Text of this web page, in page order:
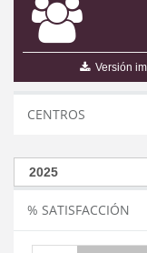
Versión
CENTROS
% SATISFACCIÓN